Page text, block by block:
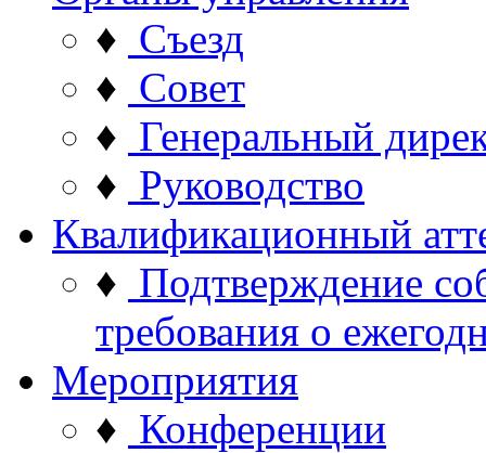
♦ Съезд
♦ Совет
♦ Генеральный
♦ Руководство
Квалификационный
♦ Подтверждение
требования о
Мероприятия
♦ Конференции